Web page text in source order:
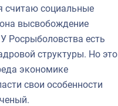
считаю социальные
высвобождение
Росрыболовства есть
структуры. Но это
экономике
свои особенности